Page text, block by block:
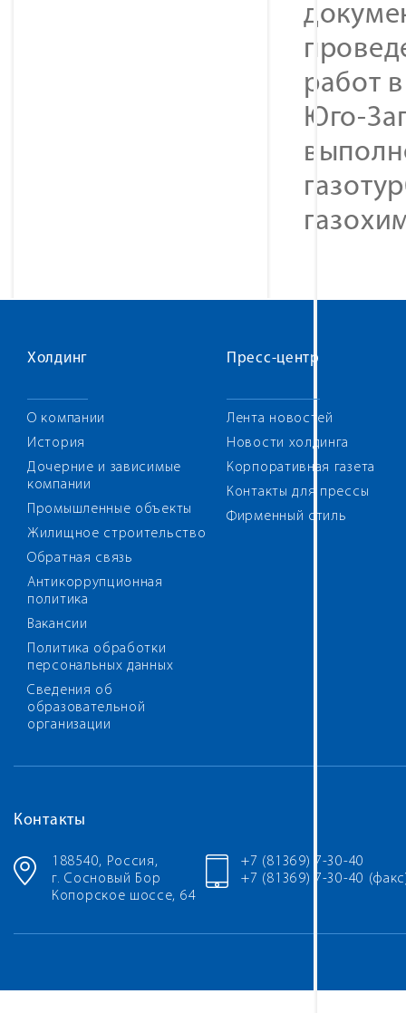
работ
Юго-
Холдинг
О компании
История
Дочерние и зависимые
компании
Промышленные объекты
Жилищное строительство
Обратная связь
Антикоррупционная
политика
Вакансии
Политика обработки
персональных данных
Сведения об
образовательной
организации
Пресс-центр
Лента новостей
Новости холдинга
Корпоративная газета
Контакты для прессы
Фирменный стиль
Контакты
188540, Россия,
г. Сосновый Бор
Копорское шоссе, 64
+7 (81369) 7-30-40
+7 (81369) 7-30-40